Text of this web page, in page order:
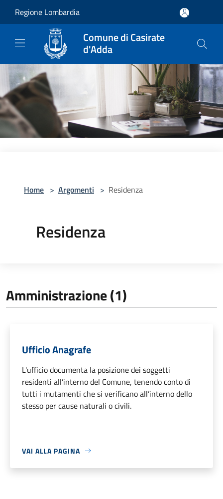
Regione Lombardia
Comune di Casirate
d'Adda
Home > Argomenti > Residenza
Residenza
Amministrazione (1)
Ufficio Anagrafe
L'ufficio documenta la posizione dei soggetti
residenti all’interno del Comune, tenendo conto di
tutti i mutamenti che si verificano all’interno dello
stesso per cause naturali o civili.
VAI ALLA PAGINA